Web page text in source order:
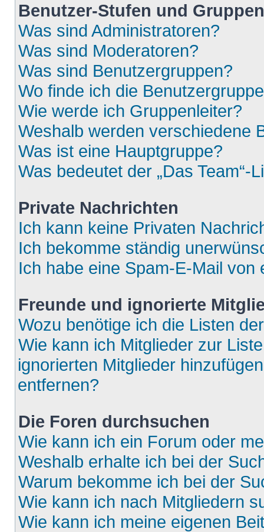
Benutzer-Stufen und Gruppen
Was sind Administratoren?
Was sind Moderatoren?
Was sind Benutzergruppen?
Wo finde ich die
Wie werde ich Gruppenleiter?
Weshalb werden verschiedene
Was ist eine Hauptgruppe?
Was bedeutet der „Das Team“-
Private Nachrichten
Ich kann keine Privaten
Ich bekomme ständig
Ich habe eine Spam-E-Mail
Freunde und ignorierte
Wozu benötige ich die Listen
Wie kann ich Mitglieder zur
ignorierten Mitglieder
entfernen?
Die Foren durchsuchen
Wie kann ich ein Forum oder
Weshalb erhalte ich bei der
Warum bekomme ich bei der
Wie kann ich nach Mitgliedern
Wie kann ich meine eigenen